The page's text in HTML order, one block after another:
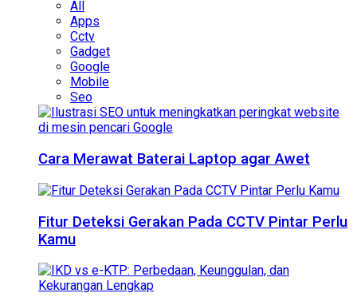
All
Apps
Cctv
Gadget
Google
Mobile
Seo
Cara Merawat Baterai Laptop agar Awet
Fitur Deteksi Gerakan Pada CCTV Pintar Perlu
Kamu